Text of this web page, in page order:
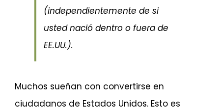
(independientemente de si
usted nació dentro o fuera de
EE.UU.).
Muchos sueñan con convertirse en
ciudadanos de Estados Unidos. Esto es